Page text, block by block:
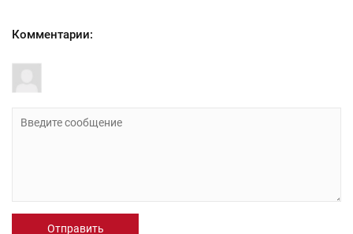
Комментарии:
Отправить